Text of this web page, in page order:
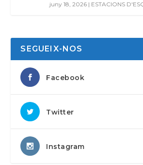
juny 18, 2026 | ESTACIONS
SEGUEIX-NOS
Facebook
Twitter
Instagram